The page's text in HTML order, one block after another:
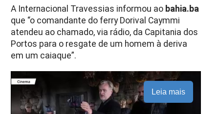
A Internacional Travessias informou ao bahia.ba
que “o comandante do ferry Dorival Caymmi
atendeu ao chamado, via rádio, da Capitania dos
Portos para o resgate de um homem à deriva
em um caiaque”.
Leia mais